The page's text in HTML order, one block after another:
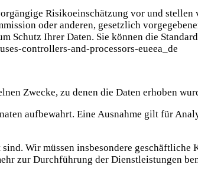
Risikoeinschätzung vor und
oder anderen, gesetzlich
Schutz Ihrer Daten. Sie können die
controllers-and-processors-eueea_de
Zwecke, zu denen die Daten erhoben
aufbewahrt. Eine Ausnahme gilt für
Wir müssen insbesondere geschäftliche
zur Durchführung der Dienstleistungen